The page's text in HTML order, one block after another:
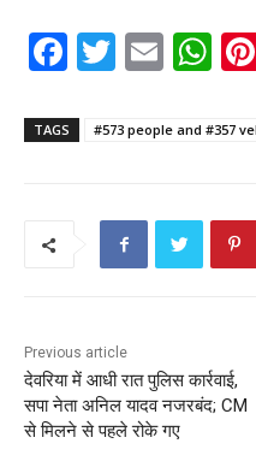
F
a
c
T
w
itt
E
m
ai
W
h
a
A
p
p
TAGS #573 people and #357
Previous article
देवरिया में आधी रात पुलिस कार्रवाई,
सपा नेता अनिल यादव नजरबंद; CM
से मिलने से पहले रोके गए